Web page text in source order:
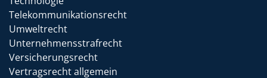
Telekommunikationsrecht
Umweltrecht
Unternehmensstrafrecht
Versicherungsrecht
Vertragsrecht allgemein